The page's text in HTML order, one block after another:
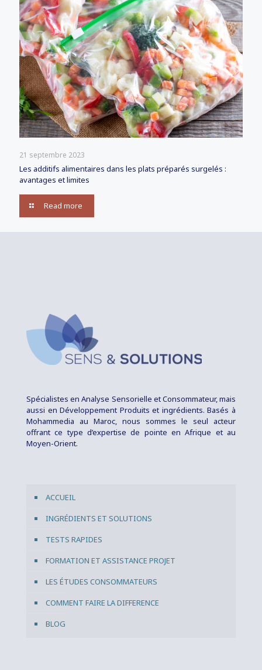
21 septembre 2023
Les additifs alimentaires dans les plats préparés surgelés :
avantages et limites
Read more
Spécialistes en Analyse Sensorielle et Consommateur, mais
aussi en Développement Produits et ingrédients. Basés à
Mohammedia au Maroc, nous sommes le seul acteur
offrant ce type d’expertise de pointe en Afrique et au
Moyen-Orient.
ACCUEIL
INGRÉDIENTS ET SOLUTIONS
TESTS RAPIDES
FORMATION ET ASSISTANCE PROJET
LES ÉTUDES CONSOMMATEURS
COMMENT FAIRE LA DIFFERENCE
BLOG